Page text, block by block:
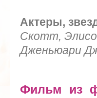
Актеры,
Скотт,
Дженьюари
Фильм из